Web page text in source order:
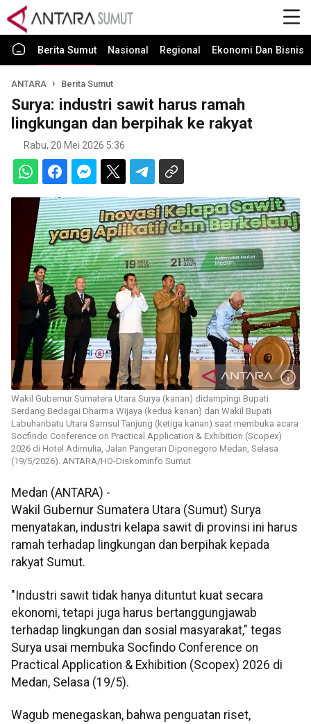
Berita Sumut Nasional Regional Ekonomi Dan Bisnis
ANTARA Berita Sumut
Surya: industri sawit harus ramah
lingkungan dan berpihak ke rakyat
Rabu, 20 Mei 2026 5:36
Wakil Gubernur Sumatera Utara Surya (kanan) didampingi Bupati
Serdang Bedagai Dharma Wijaya (kedua kanan) dan Wakil Bupati
Labuhanbatu Utara Samsul Tanjung (ketiga kanan) saat membuka acara
Socfindo Conference on Practical Application & Exhibition (Scopex)
2026 di Hotel Adimulia, Jalan Pangeran Diponegoro Medan, Selasa
(19/5/2026). ANTARA/HO-Diskominfo Sumut
Medan (ANTARA) -
Wakil Gubernur Sumatera Utara (Sumut) Surya
menyatakan, industri kelapa sawit di provinsi ini harus
ramah terhadap lingkungan dan berpihak kepada
rakyat Sumut.
"Industri sawit tidak hanya dituntut kuat secara
ekonomi, tetapi juga harus bertanggungjawab
terhadap lingkungan dan sosial masyarakat," tegas
Surya usai membuka Socfindo Conference on
Practical Application & Exhibition (Scopex) 2026 di
Medan, Selasa (19/5).
Wagub menegaskan, bahwa penguatan riset,